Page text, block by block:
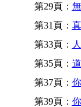
第29頁：
第31頁：
第33頁：
第35頁：
第37頁：
第39頁：